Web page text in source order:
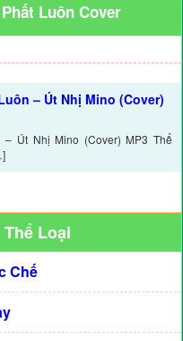
Luôn Cover
– Út Nhị Mino (Cover)
Út Nhị Mino (Cover) MP3 Thể
Loại
Chế